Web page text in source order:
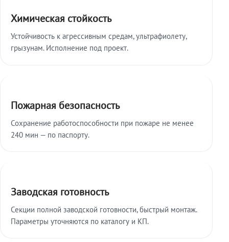
Химическая стойкость
Устойчивость к агрессивным средам, ультрафиолету,
грызунам. Исполнение под проект.
Пожарная безопасность
Сохранение работоспособности при пожаре не менее
240 мин — по паспорту.
Заводская готовность
Секции полной заводской готовности, быстрый монтаж.
Параметры уточняются по каталогу и КП.